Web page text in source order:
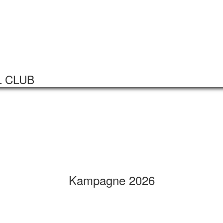
CLUB
Kampagne 2026